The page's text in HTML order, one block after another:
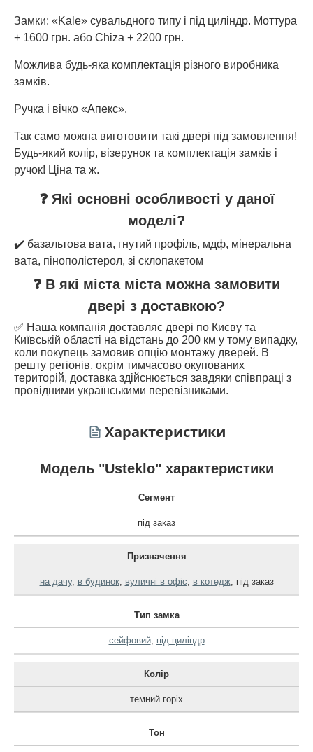
Замки: «Kale» сувальдного типу і під циліндр. Моттура
+ 1600 грн. або Chiza + 2200 грн.
Можлива будь-яка комплектація різного виробника
замків.
Ручка і вічко «Апекс».
Так само можна виготовити такі двері під замовлення!
Будь-який колір, візерунок та комплектація замків і
ручок! Ціна та ж.
❓ Які основні особливості у даної
моделі?
✔️ базальтова вата, гнутий профіль, мдф, мінеральна
вата, пінополістерол, зі склопакетом
❓ В які міста міста можна замовити
двері з доставкою?
✅ Наша компанія доставляє двері по Києву та
Київській області на відстань до 200 км у тому випадку,
коли покупець замовив опцію монтажу дверей. В
решту регіонів, окрім тимчасово окупованих
територій, доставка здійснюється завдяки співпраці з
провідними українськими перевізниками.
Характеристики
Модель "Usteklo" характеристики
Сегмент
під заказ
Призначення
на дачу, в будинок, вуличні в офіс, в котедж, під заказ
Тип замка
сейфовий, під циліндр
Колір
темний горіх
Тон